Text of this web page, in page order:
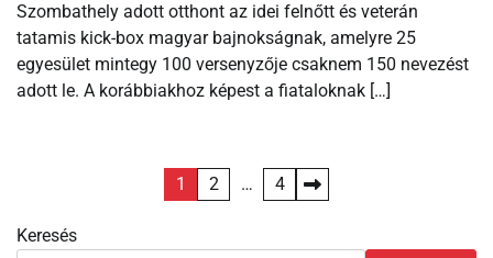
Szombathely adott otthont az idei felnőtt és veterán
tatamis kick-box magyar bajnokságnak, amelyre 25
egyesület mintegy 100 versenyzője csaknem 150 nevezést
adott le. A korábbiakhoz képest a fiataloknak […]
lapozása
1 2 … 4
Keresés